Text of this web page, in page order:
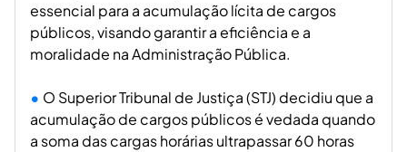
essencial para a acumulação lícita de cargos
públicos, visando garantir a eficiência e a
moralidade na Administração Pública.
O Superior Tribunal de Justiça (STJ) decidiu que a
acumulação de cargos públicos é vedada quando
a soma das cargas horárias ultrapassar 60 horas